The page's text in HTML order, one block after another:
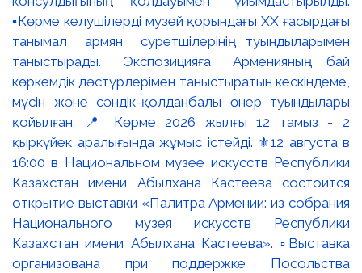
▪️Көрме келушілерді музей қорындағы ХХ ғасырдағы
танымал армян суретшілерінің туындыларымен
таныстырады. Экспозицияға Арменияның бай
көркемдік дәстүрлерімен таныстыратын кескіндеме,
мүсін және сәндік-қолданбалы өнер туындылары
қойылған. 📍 Көрме 2026 жылғы 12 тамыз - 2
қыркүйек аралығында жұмыс істейді. ⚜️12 августа в
16:00 в Национальном музее искусств Республики
Казахстан имени Абылхана Кастеева состоится
открытие выставки «Палитра Армении: из собрания
Национального музея искусств Республики
Казахстан имени Абылхана Кастеева». ▫️Выставка
организована при поддержке Посольства